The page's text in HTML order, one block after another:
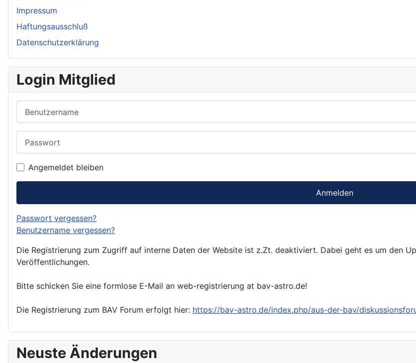
Impressum
Haftungsausschluß
Datenschutzerklärung
Login Mitglied
Angemeldet bleiben
Anmelden
Passwort vergessen?
Benutzername vergessen?
Die Registrierung zum Zugriff auf interne Daten der Website ist z.Zt. deaktiviert. Dabei geht es um den
Veröffentlichungen.
Bitte schicken Sie eine formlose E-Mail an web-registrierung at bav-astro.de!
Die Registrierung zum BAV Forum erfolgt hier: https://bav-astro.de/index.php/aus-der-bav/
Neuste Änderungen